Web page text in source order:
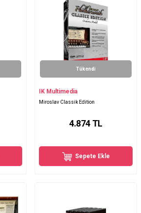
Tükendi
IK Multimedia
Miroslav Classik Edition
4.874 TL
Sepete Ekle